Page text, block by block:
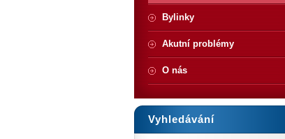
Bylinky
Akutní problémy
O nás
Vyhledávání